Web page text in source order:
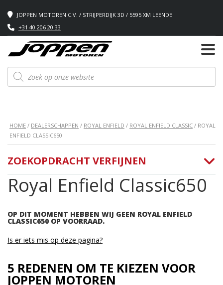
JOPPEN MOTOREN C.V. / STRIJPERDIJK 3D / 5595 XM LEENDE
+31 40 206 20 33
Producten
zoeken
HOME / DEALERSCHAPPEN / ROYAL ENFIELD / ROYAL ENFIELD CLASSIC / ROYAL
ENFIELD CLASSIC650
Royal Enfield Classic650
OP DIT MOMENT HEBBEN WIJ GEEN ROYAL ENFIELD
CLASSIC650 OP VOORRAAD.
ZOEKOPDRACHT VERFIJNEN
Is er iets mis op deze pagina?
5 REDENEN OM TE KIEZEN VOOR
JOPPEN MOTOREN